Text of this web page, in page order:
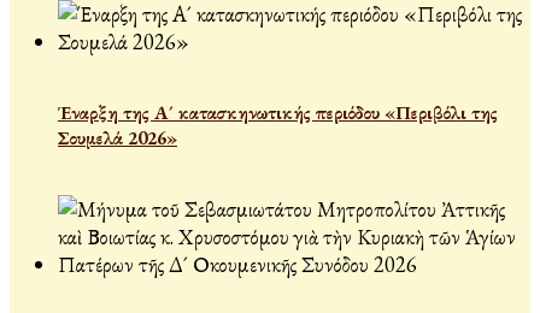
Έναρξη της Α´ κατασκηνωτικής περιόδου «Περιβόλι της
Σουμελά 2026»